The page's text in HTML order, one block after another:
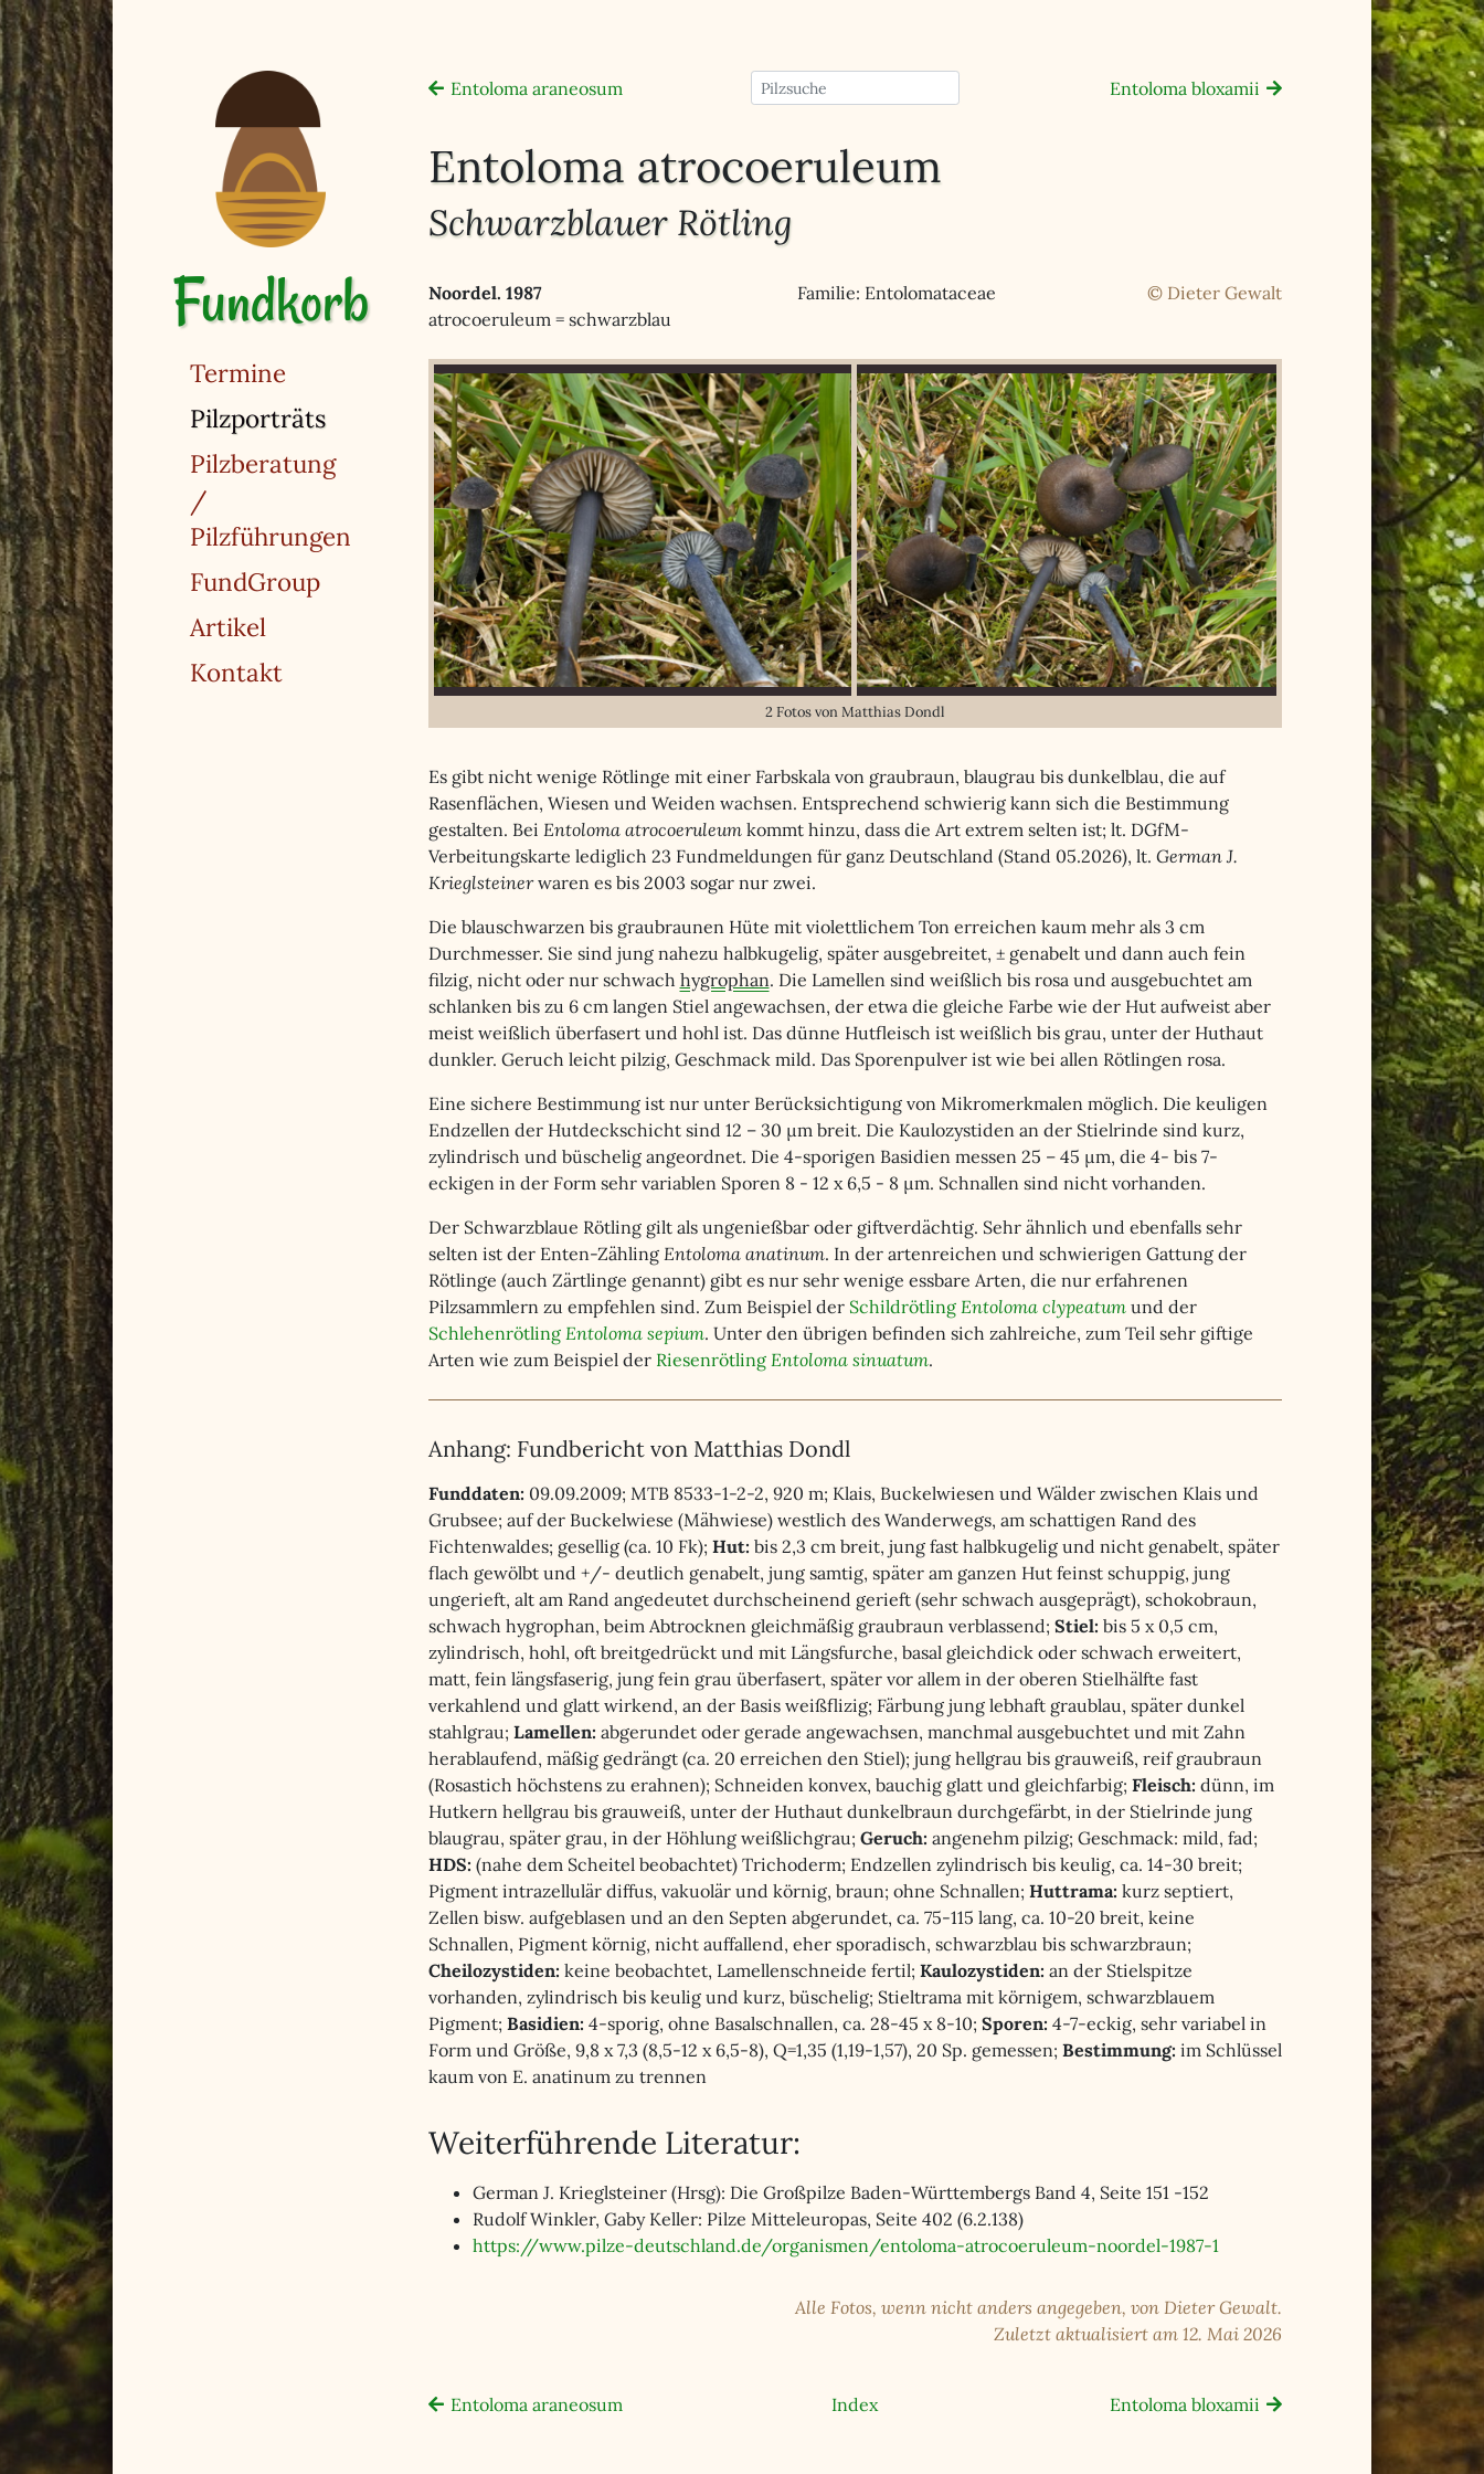
Fundkorb
Termine
Pilzporträts(ausgewählt)
Pilzberatung
/
Pilzführungen
FundGroup
Artikel
Kontakt
Entoloma araneosum Entoloma bloxamii
Entoloma atrocoeruleum
Schwarzblauer Rötling
Noordel. 1987 Familie: Entolomataceae
© Dieter Gewalt
atrocoeruleum = schwarzblau
2 Fotos von Matthias Dondl
Es gibt nicht wenige Rötlinge mit einer Farbskala von graubraun, blaugrau bis dunkelblau, die auf
Rasenflächen, Wiesen und Weiden wachsen. Entsprechend schwierig kann sich die Bestimmung
gestalten. Bei Entoloma atrocoeruleumkommt hinzu, dass die Art extrem selten ist; lt. DGfM-
Verbeitungskarte lediglich 23 Fundmeldungen für ganz Deutschland (Stand 05.2026), lt. German J.
Krieglsteinerwaren es bis 2003 sogar nur zwei.
Die blauschwarzen bis graubraunen Hüte mit violettlichem Ton erreichen kaum mehr als 3 cm
Durchmesser. Sie sind jung nahezu halbkugelig, später ausgebreitet, ± genabelt und dann auch fein
filzig, nicht oder nur schwach hygrophan. Die Lamellen sind weißlich bis rosa und ausgebuchtet am
schlanken bis zu 6 cm langen Stiel angewachsen, der etwa die gleiche Farbe wie der Hut aufweist aber
meist weißlich überfasert und hohl ist. Das dünne Hutfleisch ist weißlich bis grau, unter der Huthaut
dunkler. Geruch leicht pilzig, Geschmack mild. Das Sporenpulver ist wie bei allen Rötlingen rosa.
Eine sichere Bestimmung ist nur unter Berücksichtigung von Mikromerkmalen möglich. Die keuligen
Endzellen der Hutdeckschicht sind 12 – 30 µm breit. Die Kaulozystiden an der Stielrinde sind kurz,
zylindrisch und büschelig angeordnet. Die 4-sporigen Basidien messen 25 – 45 µm, die 4- bis 7-
eckigen in der Form sehr variablen Sporen 8 - 12 x 6,5 - 8 µm. Schnallen sind nicht vorhanden.
Der Schwarzblaue Rötling gilt als ungenießbar oder giftverdächtig. Sehr ähnlich und ebenfalls sehr
selten ist der Enten-Zähling Entoloma anatinum. In der artenreichen und schwierigen Gattung der
Rötlinge (auch Zärtlinge genannt) gibt es nur sehr wenige essbare Arten, die nur erfahrenen
Pilzsammlern zu empfehlen sind. Zum Beispiel der Schildrötling Entoloma clypeatumund der
Schlehenrötling Entoloma sepium. Unter den übrigen befinden sich zahlreiche, zum Teil sehr giftige
Arten wie zum Beispiel der Riesenrötling Entoloma sinuatum.
Anhang: Fundbericht von Matthias Dondl
Funddaten: 09.09.2009; MTB 8533-1-2-2, 920 m; Klais, Buckelwiesen und Wälder zwischen Klais und
Grubsee; auf der Buckelwiese (Mähwiese) westlich des Wanderwegs, am schattigen Rand des
Fichtenwaldes; gesellig (ca. 10 Fk); Hut: bis 2,3 cm breit, jung fast halbkugelig und nicht genabelt, später
flach gewölbt und +/- deutlich genabelt, jung samtig, später am ganzen Hut feinst schuppig, jung
ungerieft, alt am Rand angedeutet durchscheinend gerieft (sehr schwach ausgeprägt), schokobraun,
schwach hygrophan, beim Abtrocknen gleichmäßig graubraun verblassend; Stiel: bis 5 x 0,5 cm,
zylindrisch, hohl, oft breitgedrückt und mit Längsfurche, basal gleichdick oder schwach erweitert,
matt, fein längsfaserig, jung fein grau überfasert, später vor allem in der oberen Stielhälfte fast
verkahlend und glatt wirkend, an der Basis weißflizig; Färbung jung lebhaft graublau, später dunkel
stahlgrau; Lamellen: abgerundet oder gerade angewachsen, manchmal ausgebuchtet und mit Zahn
herablaufend, mäßig gedrängt (ca. 20 erreichen den Stiel); jung hellgrau bis grauweiß, reif graubraun
(Rosastich höchstens zu erahnen); Schneiden konvex, bauchig glatt und gleichfarbig; Fleisch: dünn, im
Hutkern hellgrau bis grauweiß, unter der Huthaut dunkelbraun durchgefärbt, in der Stielrinde jung
blaugrau, später grau, in der Höhlung weißlichgrau; Geruch: angenehm pilzig; Geschmack: mild, fad;
HDS: (nahe dem Scheitel beobachtet) Trichoderm; Endzellen zylindrisch bis keulig, ca. 14-30 breit;
Pigment intrazellulär diffus, vakuolär und körnig, braun; ohne Schnallen; Huttrama: kurz septiert,
Zellen bisw. aufgeblasen und an den Septen abgerundet, ca. 75-115 lang, ca. 10-20 breit, keine
Schnallen, Pigment körnig, nicht auffallend, eher sporadisch, schwarzblau bis schwarzbraun;
Cheilozystiden: keine beobachtet, Lamellenschneide fertil; Kaulozystiden: an der Stielspitze
vorhanden, zylindrisch bis keulig und kurz, büschelig; Stieltrama mit körnigem, schwarzblauem
Pigment; Basidien: 4-sporig, ohne Basalschnallen, ca. 28-45 x 8-10; Sporen: 4-7-eckig, sehr variabel in
Form und Größe, 9,8 x 7,3 (8,5-12 x 6,5-8), Q=1,35 (1,19-1,57), 20 Sp. gemessen; Bestimmung: im Schlüssel
kaum von E. anatinum zu trennen
Weiterführende Literatur:
German J. Krieglsteiner (Hrsg): Die Großpilze Baden-Württembergs Band 4, Seite 151 -152
Rudolf Winkler, Gaby Keller: Pilze Mitteleuropas, Seite 402 (6.2.138)
https://www.pilze-deutschland.de/organismen/entoloma-atrocoeruleum-noordel-1987-1
Alle Fotos, wenn nicht anders angegeben, von Dieter Gewalt.
Zuletzt aktualisiert am 12. Mai 2026
Entoloma araneosum Index Entoloma bloxamii